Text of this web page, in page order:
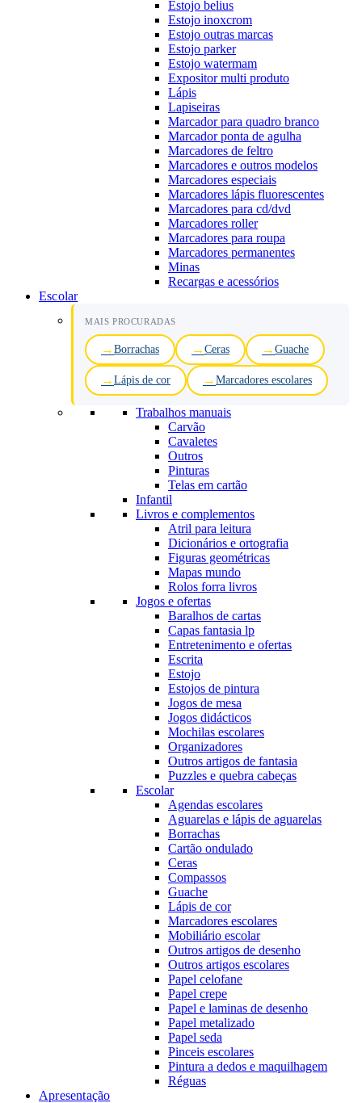
Estojo belius
Estojo inoxcrom
Estojo outras marcas
Estojo parker
Estojo watermam
Expositor multi produto
Lápis
Lapiseiras
Marcador para quadro branco
Marcador ponta de agulha
Marcadores de feltro
Marcadores e outros modelos
Marcadores especiais
Marcadores lápis fluorescentes
Marcadores para cd/dvd
Marcadores roller
Marcadores para roupa
Marcadores permanentes
Minas
Recargas e acessórios
Escolar
MAIS PROCURADAS
Borrachas Ceras Guache
Lápis de cor Marcadores escolares
Trabalhos manuais
Carvão
Cavaletes
Outros
Pinturas
Telas em cartão
Infantil
Livros e complementos
Atril para leitura
Dicionários e ortografia
Figuras geométricas
Mapas mundo
Rolos forra livros
Jogos e ofertas
Baralhos de cartas
Capas fantasia lp
Entretenimento e ofertas
Escrita
Estojo
Estojos de pintura
Jogos de mesa
Jogos didácticos
Mochilas escolares
Organizadores
Outros artigos de fantasia
Puzzles e quebra cabeças
Escolar
Agendas escolares
Aguarelas e lápis de aguarelas
Borrachas
Cartão ondulado
Ceras
Compassos
Guache
Lápis de cor
Marcadores escolares
Mobiliário escolar
Outros artigos de desenho
Outros artigos escolares
Papel celofane
Papel crepe
Papel e laminas de desenho
Papel metalizado
Papel seda
Pinceis escolares
Pintura a dedos e maquilhagem
Réguas
Apresentação